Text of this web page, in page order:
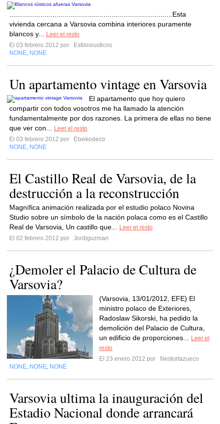
...................................................................................Esta
vivienda cercana a Varsovia combina interiores puramente
blancos y...
Leer el resto
El 03 febrero 2012 por
Estilosrusticos
NONE NONE
Un apartamento vintage en Varsovia
El apartamento que hoy quiero
compartir con todos vosotros me ha llamado la atención
fundamentalmente por dos razones. La primera de ellas no tiene
que ver con...
Leer el resto
El 03 febrero 2012 por
Etxekodeco
NONE NONE
El Castillo Real de Varsovia, de la
destrucción a la reconstrucción
Magnífica animación realizada por el estudio polaco Novina
Studio sobre un símbolo de la nación polaca como es el Castillo
Real de Varsovia, Un castillo que...
Leer el resto
El 02 febrero 2012 por
Jordiguzman
¿Demoler el Palacio de Cultura de
Varsovia?
(Varsovia, 13/01/2012, EFE) El
ministro polaco de Exteriores,
Radoslaw Sikorski, ha pedido la
demolición del Palacio de Cultura,
un edificio de proporciones...
Leer el
resto
El 23 enero 2012 por
Nestortazueco
NONE NONE NONE
Varsovia ultima la inauguración del
Estadio Nacional donde arrancará